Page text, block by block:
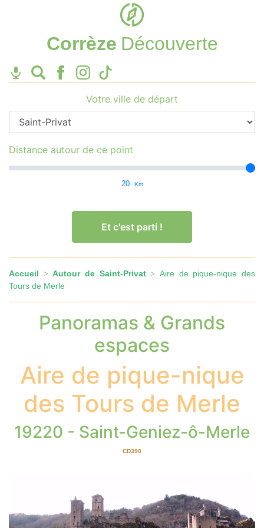
Corrèze Découverte
Votre ville de départ
Distance autour de ce point
20 Km
Et c'est parti !
Accueil >Autour de Saint-Privat>Aire de pique-nique des
Tours de Merle
Panoramas & Grands
espaces
Aire de pique-nique
des Tours de Merle
19220 - Saint-Geniez-ô-Merle
CD390